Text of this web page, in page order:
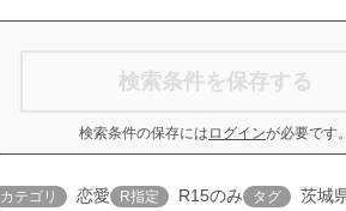
検索条件を保存する
検索条件の保存には ログインが必要です。
カテゴリ 恋愛 R指定 R15のみ タグ 茨城